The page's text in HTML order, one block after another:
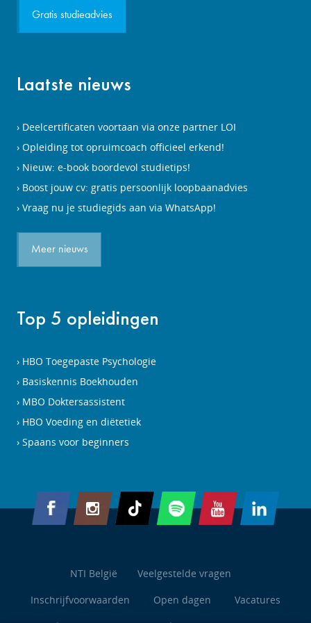
Gratis studieadvies
Laatste nieuws
Deelcertificaten voortaan via onze partner LOI
Opleiding tot opruimcoach officieel erkend!
Nieuw: e-book boordevol studietips!
Boost jouw cv: gratis persoonlijk loopbaanadvies
Vraag nu je studiegids aan via WhatsApp!
Meer nieuws
Top 5 opleidingen
HBO Toegepaste Psychologie
Basiskennis Boekhouden
MBO Doktersassistent
HBO Voeding en diëtetiek
Spaans voor beginners
NTI België
Veelgestelde vragen
Inschrijfvoorwaarden
Open dagen
Vacatures